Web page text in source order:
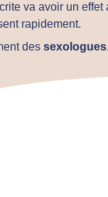
va avoir un effet
rapidement.
des sexologues.